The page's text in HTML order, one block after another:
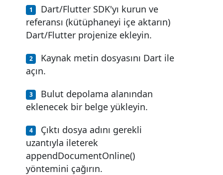
Dart/Flutter SDK'yı kurun ve
referansı (kütüphaneyi içe aktarın)
Dart/Flutter projenize ekleyin.
Kaynak metin dosyasını Dart ile
açın.
Bulut depolama alanından
eklenecek bir belge yükleyin.
Çıktı dosya adını gerekli
uzantıyla ileterek
appendDocumentOnline()
yöntemini çağırın.